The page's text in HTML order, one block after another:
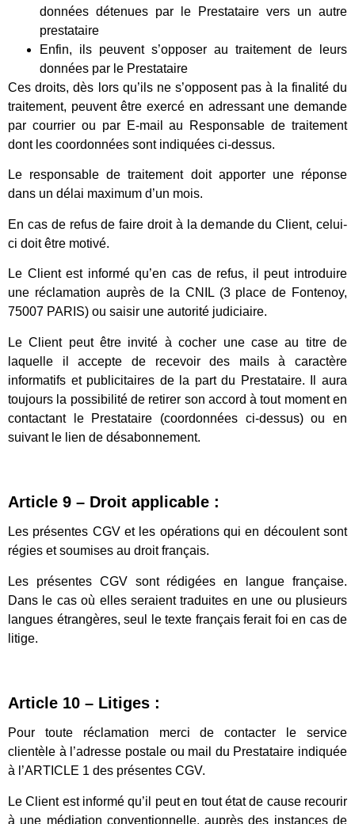
données détenues par le Prestataire vers un autre
prestataire
Enfin, ils peuvent s’opposer au traitement de leurs
données par le Prestataire
Ces droits, dès lors qu’ils ne s’opposent pas à la finalité du
traitement, peuvent être exercé en adressant une demande
par courrier ou par E-mail au Responsable de traitement
dont les coordonnées sont indiquées ci-dessus.
Le responsable de traitement doit apporter une réponse
dans un délai maximum d’un mois.
En cas de refus de faire droit à la demande du Client, celui-
ci doit être motivé.
Le Client est informé qu’en cas de refus, il peut introduire
une réclamation auprès de la CNIL (3 place de Fontenoy,
75007 PARIS) ou saisir une autorité judiciaire.
Le Client peut être invité à cocher une case au titre de
laquelle il accepte de recevoir des mails à caractère
informatifs et publicitaires de la part du Prestataire. Il aura
toujours la possibilité de retirer son accord à tout moment en
contactant le Prestataire (coordonnées ci-dessus) ou en
suivant le lien de désabonnement.
Article 9 – Droit applicable :
Les présentes CGV et les opérations qui en découlent sont
régies et soumises au droit français.
Les présentes CGV sont rédigées en langue française.
Dans le cas où elles seraient traduites en une ou plusieurs
langues étrangères, seul le texte français ferait foi en cas de
litige.
Article 10 – Litiges :
Pour toute réclamation merci de contacter le service
clientèle à l’adresse postale ou mail du Prestataire indiquée
à l’ARTICLE 1 des présentes CGV.
Le Client est informé qu’il peut en tout état de cause recourir
à une médiation conventionnelle, auprès des instances de